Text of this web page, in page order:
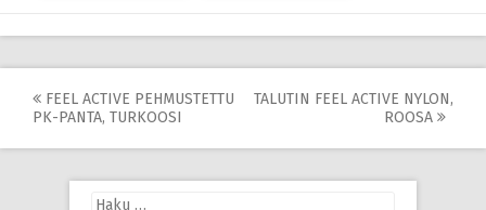
Post
navigation
FEEL ACTIVE PEHMUSTETTU
PK-PANTA, TURKOOSI
TALUTIN FEEL ACTIVE NYLON,
ROOSA
Haku: